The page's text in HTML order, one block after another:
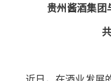
贵州酱酒集团